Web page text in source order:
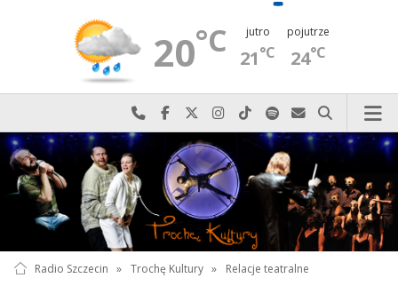
20°C jutro
21°C
pojutrze
24°C
Najlepiej po prostu do nas zadzwoń
Odwiedź nas na Facebook-u
Odwiedź nas na X
Odwiedź nas na Instagram-ie
Odwiedź nas na TikTok-u
Szukaj nas na Spotify
Wyślij do nas
Szukaj
Radio Szczecin » Trochę Kultury » Relacje teatralne